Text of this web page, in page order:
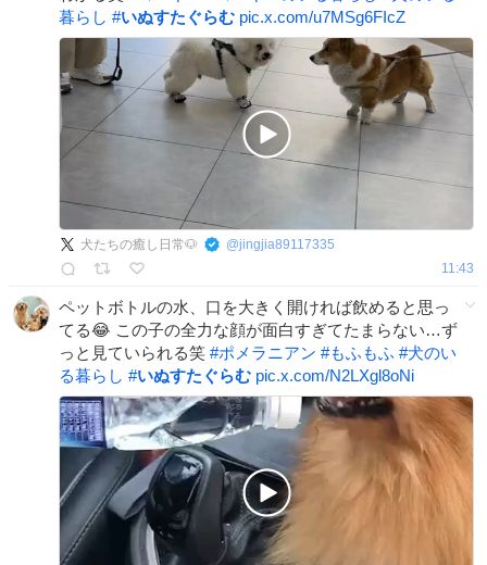
暮らし #いぬすたぐらむ pic.x.com/u7MSg6FIcZ
犬たちの癒し日常🐶 @jingjia89117335
11:43
ペットボトルの水、口を大きく開ければ飲めると思っ
てる😂 この子の全力な顔が面白すぎてたまらない…ず
っと見ていられる笑 #ポメラニアン #もふもふ #犬のい
る暮らし #いぬすたぐらむ pic.x.com/N2LXgl8oNi